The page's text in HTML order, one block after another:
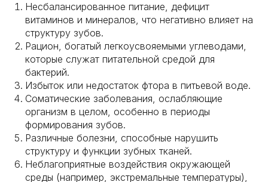
Несбалансированное питание, дефицит
витаминов и минералов, что негативно влияет на
структуру зубов.
Рацион, богатый легкоусвояемыми углеводами,
которые служат питательной средой для
бактерий.
Избыток или недостаток фтора в питьевой воде.
Соматические заболевания, ослабляющие
организм в целом, особенно в периоды
формирования зубов.
Различные болезни, способные нарушить
структуру и функции зубных тканей.
Неблагоприятные воздействия окружающей
среды (например, экстремальные температуры),